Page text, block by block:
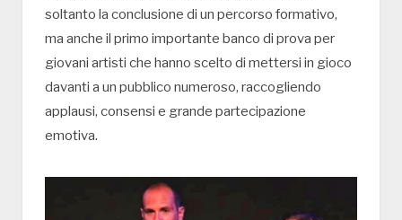
soltanto la conclusione di un percorso formativo,
ma anche il primo importante banco di prova per
giovani artisti che hanno scelto di mettersi in gioco
davanti a un pubblico numeroso, raccogliendo
applausi, consensi e grande partecipazione
emotiva.